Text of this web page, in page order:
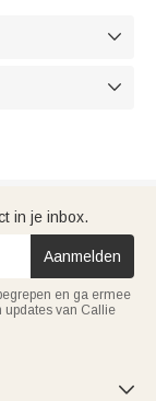


in je inbox.
Aanmelden
en ga ermee
updates van Callie
